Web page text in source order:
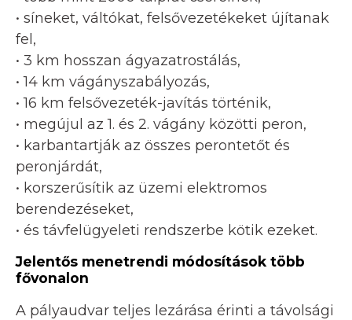
• síneket, váltókat, felsővezetékeket újítanak
fel,
• 3 km hosszan ágyazatrostálás,
• 14 km vágányszabályozás,
• 16 km felsővezeték-javítás történik,
• megújul az 1. és 2. vágány közötti peron,
• karbantartják az összes perontetőt és
peronjárdát,
• korszerűsítik az üzemi elektromos
berendezéseket,
• és távfelügyeleti rendszerbe kötik ezeket.
Jelentős menetrendi módosítások több
fővonalon
A pályaudvar teljes lezárása érinti a távolsági